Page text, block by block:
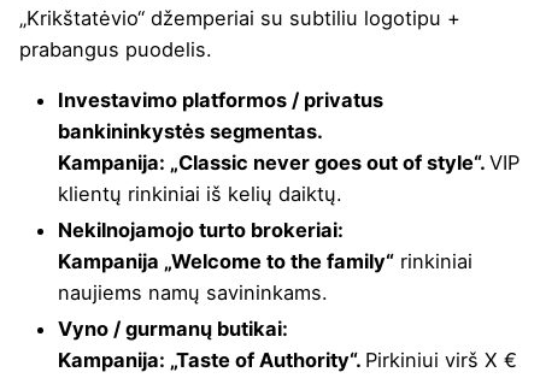
„Krikštatėvio“ džemperiai su subtiliu logotipu +
prabangus puodelis.
Investavimo platformos / privatus
bankininkystės segmentas.
Kampanija: „Classic never goes out of style“. VIP
klientų rinkiniai iš kelių daiktų.
Nekilnojamojo turto brokeriai:
Kampanija „Welcome to the family“ rinkiniai
naujiems namų savininkams.
Vyno / gurmanų butikai:
Kampanija: „Taste of Authority“. Pirkiniui virš X €